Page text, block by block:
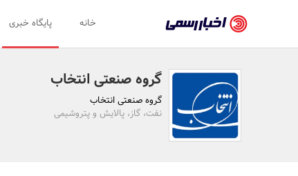
رسمی
-
اخبار
تایید
خانه پایگاه خبری
گروه صنعتی انتخاب
گروه صنعتی انتخاب
نفت، گاز، پالایش و پتروشیمی